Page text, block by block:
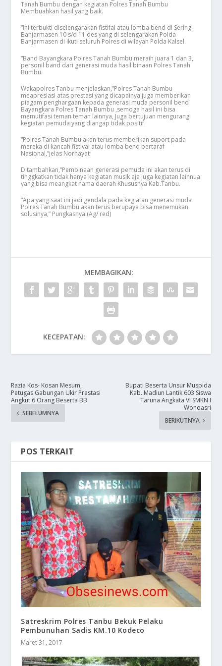
Tanah Bumbu dengan kegiatan Polres Tanah Bumbu
Membuahkan hasil yang baik.
“Ini terbukti diselengarakan fistifal atau lomba bend di Sering
Banjarmasen 10 s/d 11 des yang di selengarakan Polda
Banjarmasen di ikuti seluruh Polres di wilayah Polda Kalsel.
“Band Bayangkara Polres Tanah Bumbu meraih juara 1 dan 3,
personil band dari generasi muda hasil binaan Polres Tanah
Bumbu.
Wakapolres Tanbu menjelaskan,”Polres Tanah Bumbu
meapresiasi atas prestasi yang dicapainya juga memberikan
piagam penghargaan kepada generasi muda personil bend
Bayangkara Polres Tanah Bumbu ,semoga hasil ini bisa
memutifasi teman teman lainnya, Juga bertujuan mengurangi
kegiatan pemuda yang diangap tidak positif.
“Polres Tanah Bumbu akan terus memberikan suport pada
mereka di kancah fistival atau lomba bend bertaraf
Nasional,”jelas Norhayat
Ditambahkan,”Pembinaan generasi pemuda ini akan terus di
tinggkatkan tidak hanya kegiatan musik aja juga kegiatan lainnua
yang bisa meangkat nama daerah Khususnya Kab.Tanbu.
“Apa yang saat ini jadi gendala pada kegiatan generasi muda
Polres Tanah Bumbu akan terus berupaya bisa menemukan
solusinya,” Pungkasnya.(Ag/ red)
MEMBAGIKAN:
KECEPATAN:
​Razia Kos- Kosan Mesum,
Petugas Gabungan Ukir Prestasi
Angkut 6 Orang Beserta BB
SEBELUMNYA
​Bupati Beserta Unsur Muspida
Kab. Madiun Lantik 603 Siswa
Taruna Angkata VI SMKN I
Wonoasri
BERIKUTNYA
POS TERKAIT
Satreskrim Polres Tanbu Bekuk Pelaku
Pembunuhan Sadis KM.10 Kodeco
Maret 31, 2017